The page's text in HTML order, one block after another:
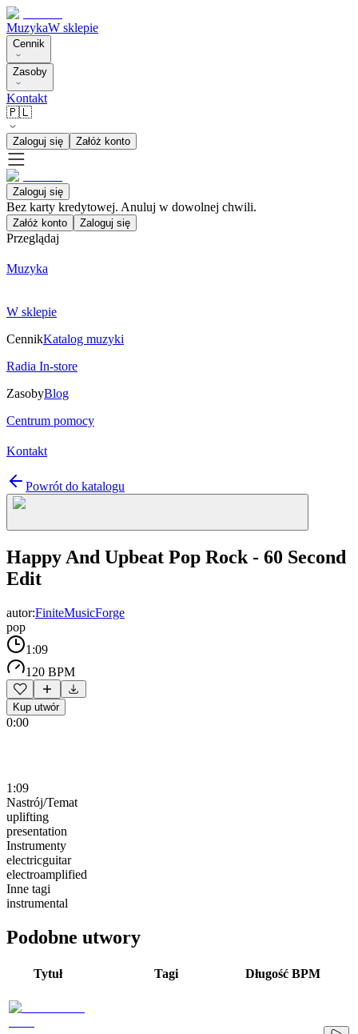
MuzykaW sklepie
Cennik
Zasoby
Kontakt
🇵🇱
Zaloguj się Załóż konto
Zaloguj się
Bez karty kredytowej. Anuluj w dowolnej chwili.
Załóż konto Zaloguj się
Przeglądaj
Muzyka
W sklepie
CennikKatalog muzyki
Radia In-store
ZasobyBlog
Centrum pomocy
Kontakt
Powrót do katalogu
Happy And Upbeat Pop Rock - 60 Second
Edit
autor:FiniteMusicForge
pop
1:09
120 BPM
Kup utwór
0:00
1:09
Nastrój/Temat
uplifting
presentation
Instrumenty
electricguitar
electroamplified
Inne tagi
instrumental
Podobne utwory
Tytuł Tagi Długość BPM